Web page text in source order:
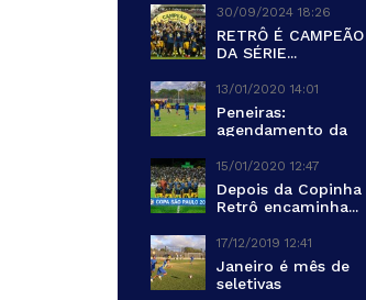
30/09/2024 18:26
RETRÔ É CAMPEÃO
DA SÉRIE...
13/01/2020 14:01
Peneiras:
agendamento da
15/01/2020 12:47
Depois da Copinha
Retrô encaminha...
17/12/2019 12:41
Janeiro é mês de
seletivas